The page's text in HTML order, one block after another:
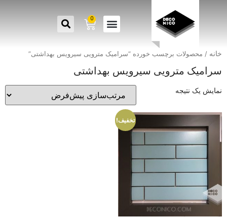
0
خانه / محصولات برچسب خورده “سرامیک مترویی سیرویس بهداشتی”
سرامیک مترویی سیرویس بهداشتی
نمایش یک نتیجه
تخفیف!